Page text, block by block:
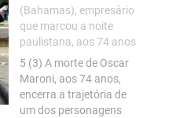
(Bahamas), empresário
que marcou a noite
paulistana, aos 74 anos
5 (3) A morte de Oscar
Maroni, aos 74 anos,
encerra a trajetória de
um dos personagens